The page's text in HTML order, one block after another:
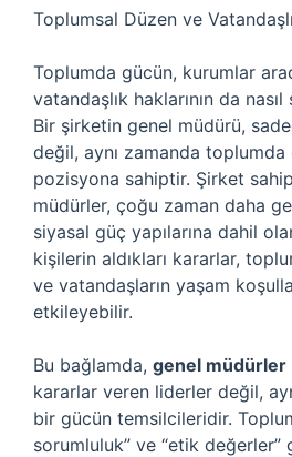
Toplumsal Düzen ve
Toplumda gücün, kurumlar
vatandaşlık haklarının da
Bir şirketin genel müdürü,
değil, aynı zamanda
pozisyona sahiptir. Şirket
müdürler, çoğu zaman daha
siyasal güç yapılarına dahil
kişilerin aldıkları kararlar,
ve vatandaşların yaşam
etkileyebilir.
Bu bağlamda, genel müdürler
kararlar veren liderler değil,
bir gücün temsilcileridir.
sorumluluk” ve “etik